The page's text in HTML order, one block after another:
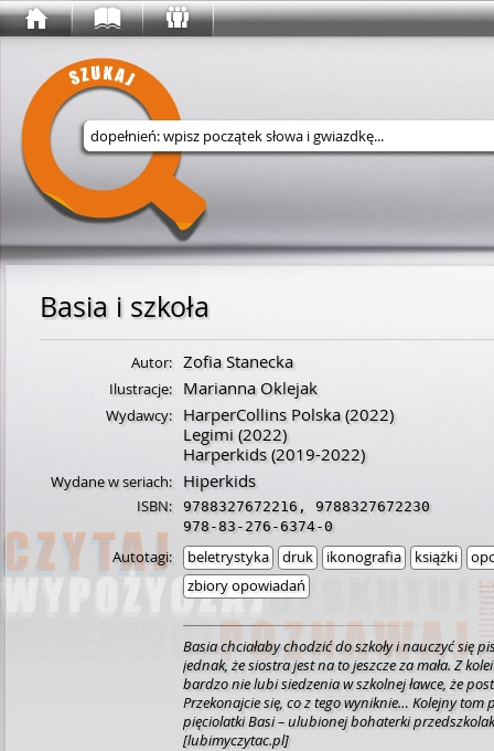
Wyszukaj w serwisie
Basia i szkoła
Autor: Zofia Stanecka
Ilustracje: Marianna Oklejak
Wydawcy: HarperCollins Polska(2022)
Legimi (2022)
Harperkids(2019-2022)
Wydane w seriach: Hiperkids
ISBN: 9788327672216 , 9788327672230
978-83-276-6374-0
Autotagi: beletrystyka druk ikonografia książki
zbiory opowiadań
Basia chciałaby chodzić do szkoły i nauczyć się
jednak, że siostra jest na to jeszcze za mała. Z
bardzo nie lubi siedzenia w szkolnej ławce, że
Przekonajcie się, co z tego wyniknie… Kolejny tom
pięciolatki Basi – ulubionej bohaterki
[lubimyczytac.pl]